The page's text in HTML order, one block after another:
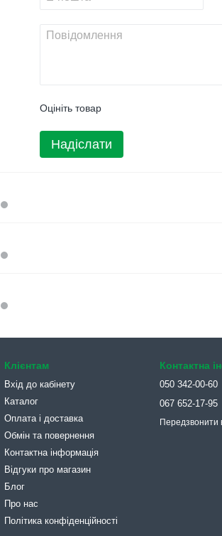
Оцініть товар
Надіслати
Клієнтам
Вхід до кабінету
Каталог
Оплата і доставка
Обмін та повернення
Контактна інформація
Відгуки про магазин
Блог
Про нас
Політика конфіденційності
Контактна
050 342-00-60
067 652-17-95
Передзвонити